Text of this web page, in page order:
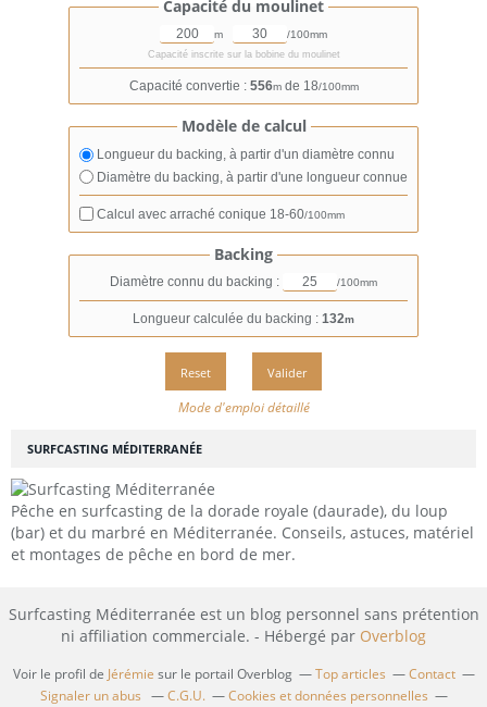
SURFCASTING MÉDITERRANÉE
Pêche en surfcasting de la dorade royale (daurade), du loup
(bar) et du marbré en Méditerranée. Conseils, astuces, matériel
et montages de pêche en bord de mer.
Capacité du moulinet
m /100mm
Capacité inscrite sur la bobine du moulinet
Capacité convertie : 556mde 18/100mm
Modèle de calcul
Longueur du backing, à partir d'un diamètre connu
Diamètre du backing, à partir d'une longueur connue
Calcul avec arraché conique 18-60/100mm
Backing
Diamètre connu du backing : /100mm
Longueur calculée du backing : 132m
Mode d'emploi détaillé
Surfcasting Méditerranée est un blog personnel sans prétention
ni affiliation commerciale. - Hébergé par Overblog
Voir le profil de Jérémie sur le portail Overblog Top articles
Contact
Signaler un abus
C.G.U. Cookies et données personnelles